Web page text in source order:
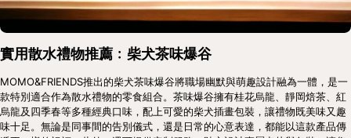
實用散水禮物推薦﹕柴犬茶味爆谷
MOMO&FRIENDS推出的柴犬茶味爆谷將職場幽默與萌趣設計融為一體，是一
款特別適合作為散水禮物的零食組合。茶味爆谷擁有桂花烏龍、靜岡焙茶、紅
烏龍及四季春等多種經典口味，配上可愛的柴犬插畫包裝，讓禮物既美味又趣
味十足。無論是同事間的告別儀式，還是日常的心意表達，都能以這款產品傳